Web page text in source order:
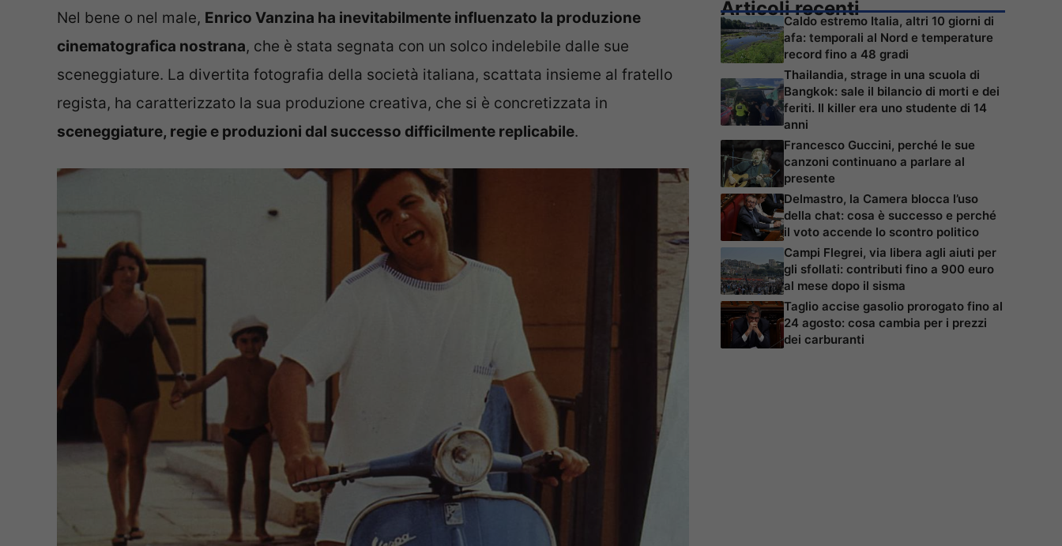
Nel bene o nel male, Enrico Vanzina ha inevitabilmente influenzato la produzione
cinematografica nostrana, che è stata segnata con un solco indelebile dalle sue
sceneggiature. La divertita fotografia della società italiana, scattata insieme al fratello
regista, ha caratterizzato la sua produzione creativa, che si è concretizzata in
sceneggiature, regie e produzioni dal successo difficilmente replicabile.
Articoli recenti
Caldo estremo Italia, altri 10 giorni di
afa: temporali al Nord e temperature
record fino a 48 gradi
Thailandia, strage in una scuola di
Bangkok: sale il bilancio di morti e dei
feriti. Il killer era uno studente di 14
anni
Francesco Guccini, perché le sue
canzoni continuano a parlare al
presente
Delmastro, la Camera blocca l’uso
della chat: cosa è successo e perché
il voto accende lo scontro politico
Campi Flegrei, via libera agli aiuti per
gli sfollati: contributi fino a 900 euro
al mese dopo il sisma
Taglio accise gasolio prorogato fino al
24 agosto: cosa cambia per i prezzi
dei carburanti